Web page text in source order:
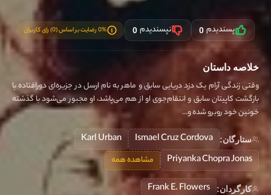
پسندیدم 0 نپسندیدم 0 0% رضایت بر اساس (0) رای کاربران
خلاصه داستان
وقتی زندگی آرام یک دزد دریایی سابق و ماهر به نام ارسل در جزیره‌ای دورافتاده با
بازگشت کاپیتان سابق و انتقام‌جوی او از هم می‌پاشد، او مجبور می‌شود با گذشته‌
خونین خود روبرو شده و...
ستارگان: Ismael Cruz Cordova
Karl Urban
Priyanka Chopra Jonas
مشاهده همه
کارگردان: Frank E. Flowers